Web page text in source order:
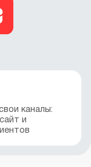
каналы:
и